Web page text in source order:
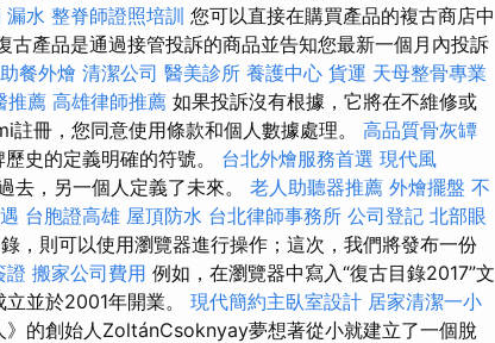
漏水 整脊師證照培訓 您可以直接在購買產品的複古商店中
古產品是通過接管投訴的商品並告知您最新一個月內投訴
餐外燴 清潔公司 醫美診所 養護中心 貨運 天母整骨專業
推薦 高雄律師推薦 如果投訴沒有根據，它將在不維修或
冊，您同意使用條款和個人數據處理。 高品質骨灰罈
史的定義明確的符號。 台北外燴服務首選 現代風
去，另一個人定義了未來。 老人助聽器推薦 外燴擺盤 不
台胞證高雄 屋頂防水 台北律師事務所 公司登記 北部眼
，則可以使用瀏覽器進行操作；這次，我們將發布一份
證 搬家公司費用 例如，在瀏覽器中寫入“復古目錄2017”文
並於2001年開業。 現代簡約主臥室設計 居家清潔一小
》的創始人ZoltánCsoknyay夢想著從小就建立了一個脫